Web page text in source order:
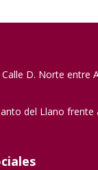
Calle D. Norte
del Llano frente